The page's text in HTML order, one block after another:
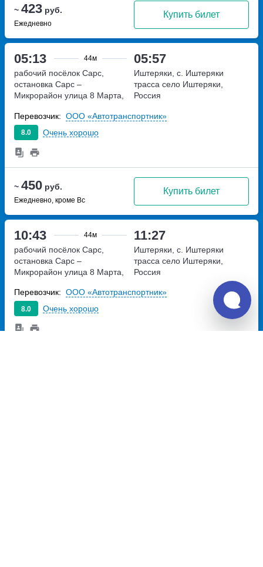
~ 423 руб.
Ежедневно
Купить билет
05:13 44м 05:57
~ 450 руб.
Ежедневно, кроме Вс
Купить билет
рабочий посёлок Сарс,
остановка Сарс –
Микрорайон улица 8 Марта,
Иштеряки, с. Иштеряки
трасса село Иштеряки,
Россия
8.0 Очень хорошо
Перевозчик: ООО «Автотранспортник»
10:43 44м 11:27
рабочий посёлок Сарс,
остановка Сарс –
Микрорайон улица 8 Марта,
Иштеряки, с. Иштеряки
трасса село Иштеряки,
Россия
8.0 Очень хорошо
Перевозчик: ООО «Автотранспортник»